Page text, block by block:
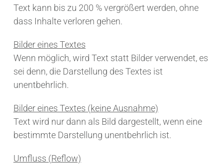
Text kann bis zu 200 % vergrößert werden, ohne
dass Inhalte verloren gehen.
Bilder eines Textes
Wenn möglich, wird Text statt Bilder verwendet, es
sei denn, die Darstellung des Textes ist
unentbehrlich.
Bilder eines Textes (keine Ausnahme)
Text wird nur dann als Bild dargestellt, wenn eine
bestimmte Darstellung unentbehrlich ist.
Umfluss (Reflow)